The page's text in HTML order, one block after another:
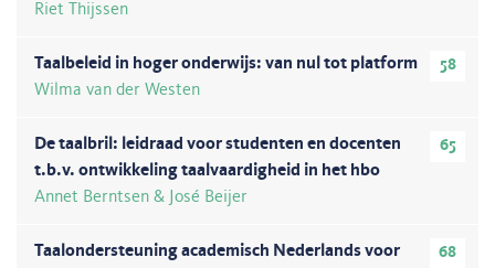
Riet Thijssen
58
Taalbeleid in hoger onderwijs: van nul tot platform
Wilma van der Westen
65
De taalbril: leidraad voor studenten en docenten
t.b.v. ontwikkeling taalvaardigheid in het hbo
Annet Berntsen & José Beijer
68
Taalondersteuning academisch Nederlands voor